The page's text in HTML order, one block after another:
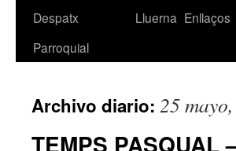
Despatx
Parroquial
Lluerna Enllaços
Archivo diario: 25
TEMPS PASQUAL